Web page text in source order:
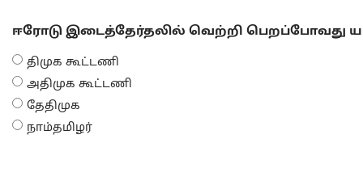
ஈரோடு இடைத்தேர்தலில் வெற்றி பெறப்போவது
திமுக கூட்டணி
அதிமுக கூட்டணி
தேதிமுக
நாம்தமிழர்